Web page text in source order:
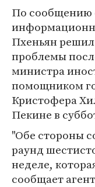
По сообщению
Пхеньян
проблемы
министра
помощником
Кристофера
Пекине в
"Обе стороны
раунд
неделе,
сообщает